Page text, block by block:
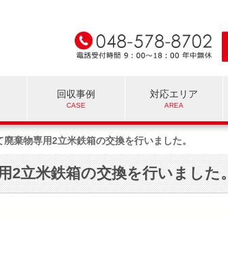
回収事例 対応エリア
棄物専用2立米鉄箱の交換を行いました。
2立米鉄箱の交換を行いました。